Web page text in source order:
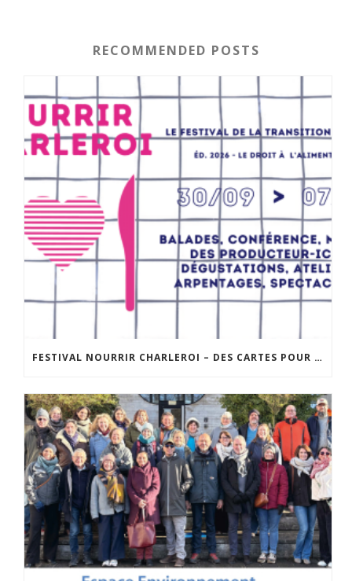
RECOMMENDED POSTS
FESTIVAL NOURRIR CHARLEROI – DES CARTES POUR « DIRE LA FAIM » : UNE BALADE SENSIBLE DANS LA VILLE